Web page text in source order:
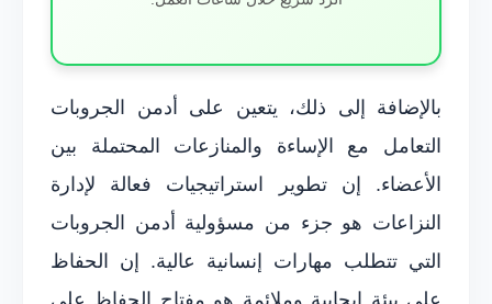
بالإضافة إلى ذلك، يتعين على أدمن الجروبات
التعامل مع الإساءة والمنازعات المحتملة بين
الأعضاء. إن تطوير استراتيجيات فعالة لإدارة
النزاعات هو جزء من مسؤولية أدمن الجروبات
التي تتطلب مهارات إنسانية عالية. إن الحفاظ